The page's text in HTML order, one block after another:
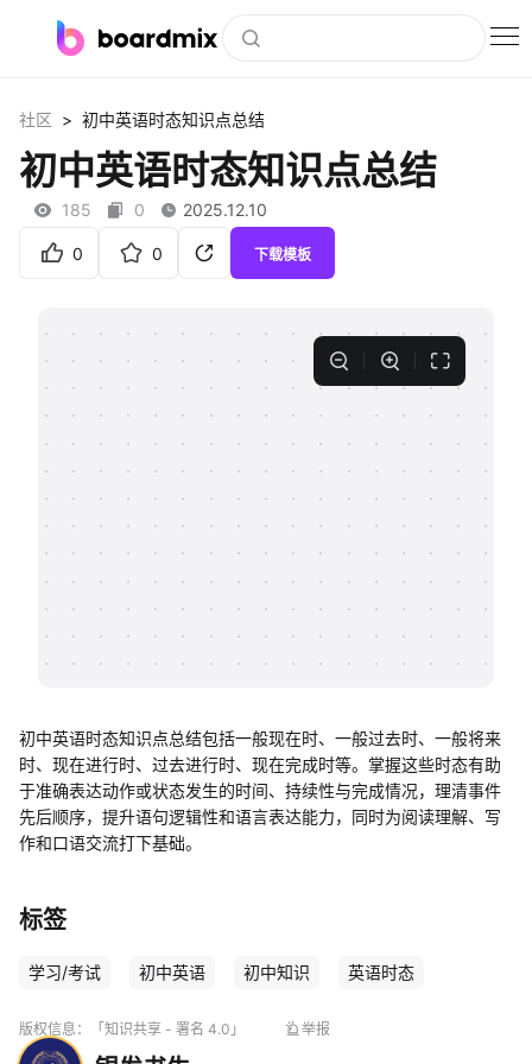
社区资源
下载
私有化部署
支持
知识分享社区
社区 > 初中英语时态知识点总结
初中英语时态知识点总结
185 0 2025.12.10
0 0 下载模板
初中英语时态知识点总结包括一般现在时、一般过去时、一般将来
时、现在进行时、过去进行时、现在完成时等。掌握这些时态有助
于准确表达动作或状态发生的时间、持续性与完成情况，理清事件
先后顺序，提升语句逻辑性和语言表达能力，同时为阅读理解、写
作和口语交流打下基础。
标签
学习/考试 初中英语 初中知识 英语时态
版权信息： 「知识共享 - 署名 4.0」 举报